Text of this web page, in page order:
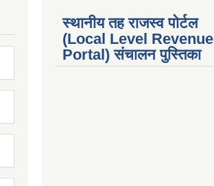
स्थानीय तह राजस्व पोर्टल
(Local Level Revenue
Portal) संचालन पुस्तिका